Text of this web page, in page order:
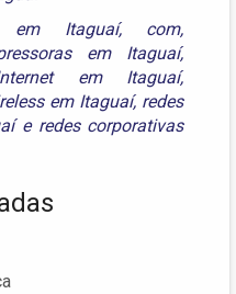
em Itaguaí, com,
em Itaguaí,
em Itaguaí,
em Itaguaí, redes
e redes corporativas